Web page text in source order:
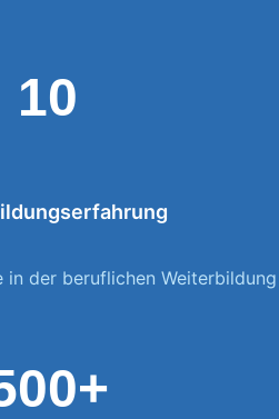
10
in der beruflichen Weiterbildung